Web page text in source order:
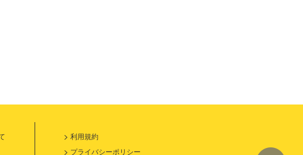
利用規約
プライバシーポリシー